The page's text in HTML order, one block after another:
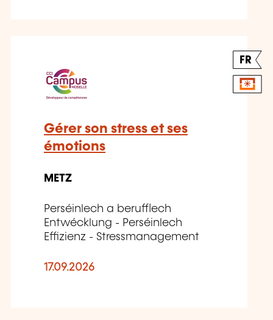
FR
Gérer son stress et ses
émotions
METZ
Perséinlech a berufflech
Entwécklung - Perséinlech
Effizienz - Stressmanagement
17.09.2026